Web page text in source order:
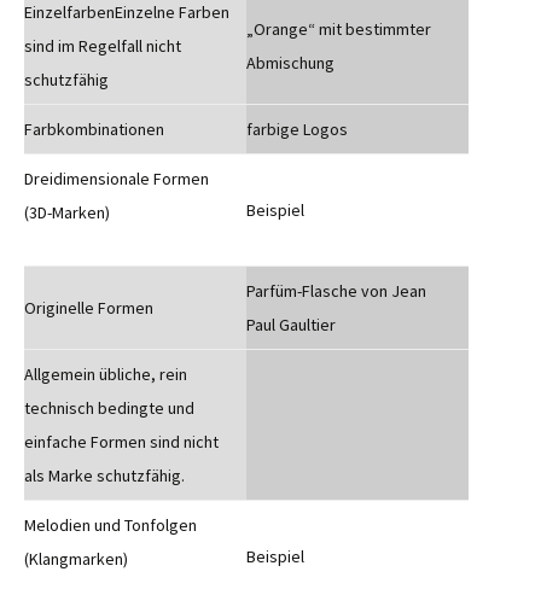
EinzelfarbenEinzelne Farben
sind im Regelfall nicht
schutzfähig
„Orange“ mit bestimmter
Abmischung
Farbkombinationen farbige Logos
Dreidimensionale Formen
(3D-Marken)
Beispiel
Originelle Formen
Parfüm-Flasche von Jean
Paul Gaultier
Allgemein übliche, rein
technisch bedingte und
einfache Formen sind nicht
als Marke schutzfähig.
Melodien und Tonfolgen
(Klangmarken)
Beispiel